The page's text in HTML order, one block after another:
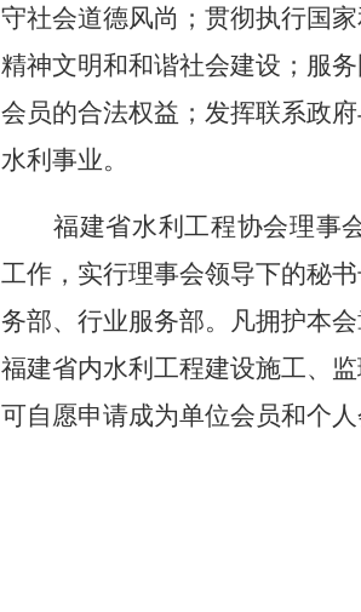
守社会道德风尚；贯彻执行国
精神文明和和谐社会建设；服
会员的合法权益；发挥联系政
水利事业。
福建省水利工程协会理事
工作，实行理事会领导下的秘
务部、行业服务部。凡拥护本
福建省内水利工程建设施工、
可自愿申请成为单位会员和个人